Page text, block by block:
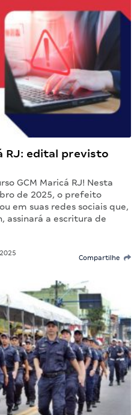
RJ: edital previsto
GCM Maricá RJ! Nesta
de 2025, o prefeito
em suas redes sociais que,
assinará a escritura de
Compartilhe